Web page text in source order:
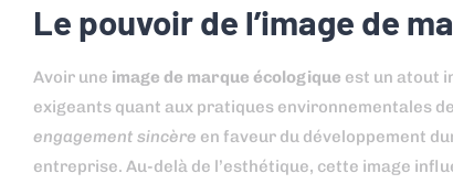
Le pouvoir de l’image de
Avoir une image de marque écologique est un atout
exigeants quant aux pratiques environnementales
engagement sincère en faveur du développement
entreprise. Au-delà de l’esthétique, cette image